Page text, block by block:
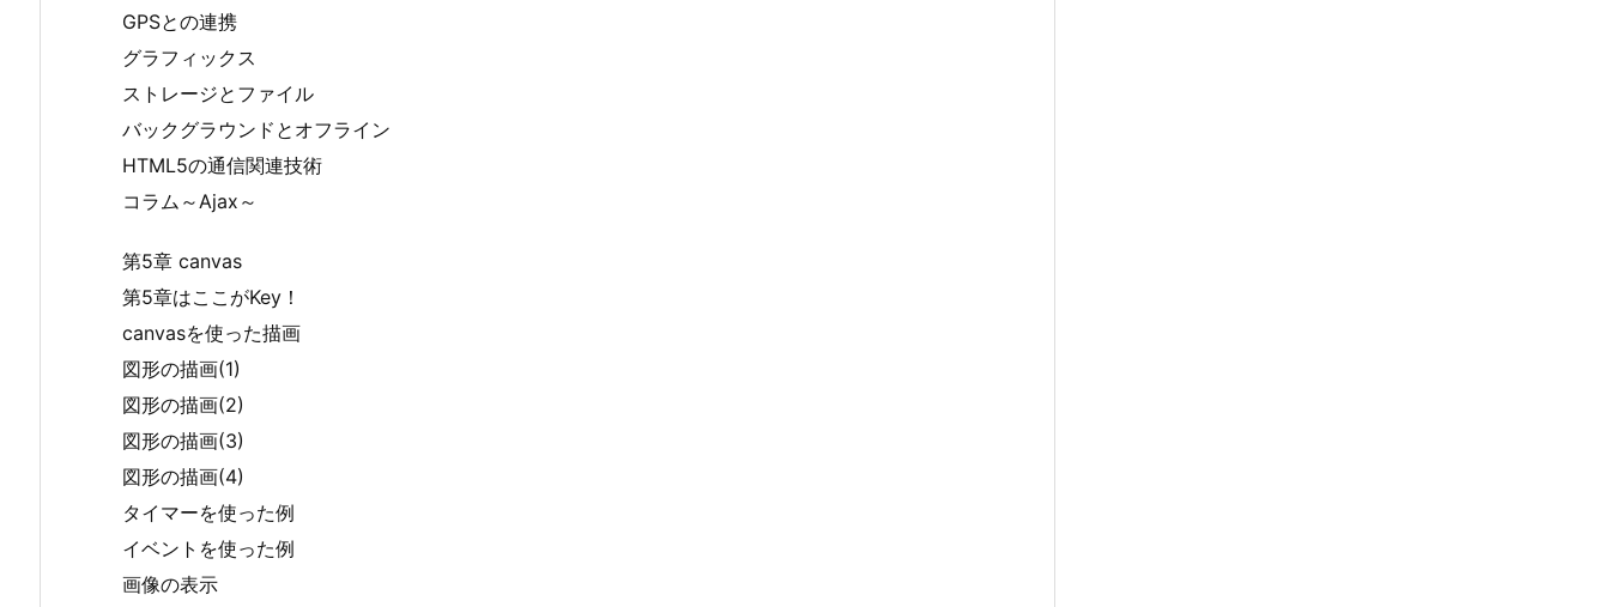
GPSとの連携
グラフィックス
ストレージとファイル
バックグラウンドとオフライン
HTML5の通信関連技術
コラム～Ajax～
第5章 canvas
第5章はここがKey！
canvasを使った描画
図形の描画(1)
図形の描画(2)
図形の描画(3)
図形の描画(4)
タイマーを使った例
イベントを使った例
画像の表示